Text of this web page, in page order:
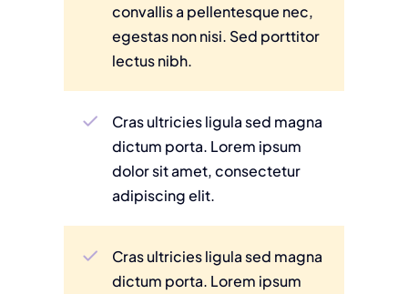
convallis a pellentesque nec,
egestas non nisi. Sed porttitor
lectus nibh.
Cras ultricies ligula sed magna
dictum porta. Lorem ipsum
dolor sit amet, consectetur
adipiscing elit.
Cras ultricies ligula sed magna
dictum porta. Lorem ipsum